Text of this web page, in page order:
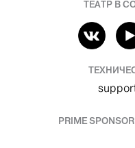
ТЕАТР В
PRIME SPONSOR